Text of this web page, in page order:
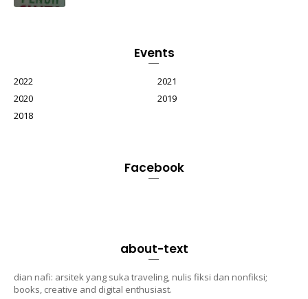
Events
2022
2021
2020
2019
2018
Facebook
about-text
dian nafi: arsitek yang suka traveling, nulis fiksi dan nonfiksi;
books, creative and digital enthusiast.